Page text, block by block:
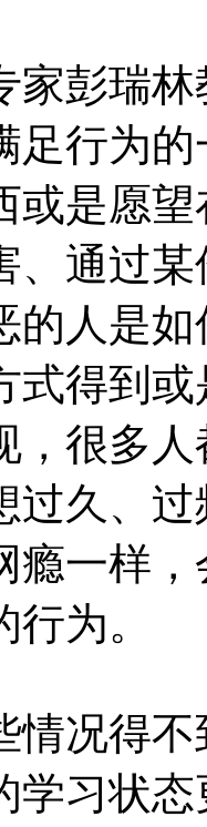
家彭瑞
足行为
或是愿
、通过
的人是
式得到
，很多
过久、
瘾一样
为。
情况得
学习状